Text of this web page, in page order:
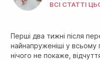
ВСІ СТАТТІ
Перші два тижні після
найнапруженіші у всьому
нічого не покаже,